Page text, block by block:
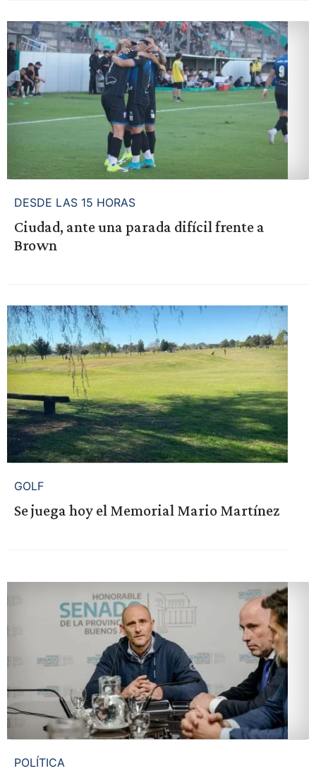
DESDE LAS 15 HORAS
Ciudad, ante una parada difícil frente a
Brown
GOLF
Se juega hoy el Memorial Mario Martínez
POLÍTICA